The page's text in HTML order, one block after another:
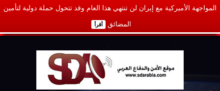
المواجهة الأميركية مع إيران لن تنتهي هذا العام وقد تتحول حملة دولية لتأمين
المضائق أقرأ